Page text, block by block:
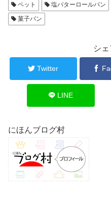
ペット
塩バターロールパン
菓子パン
シ
Twitter
LINE
にほんブログ村